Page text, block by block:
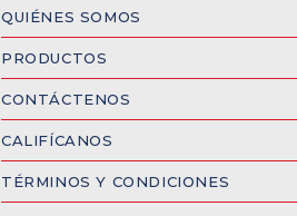
QUIÉNES SOMOS
PRODUCTOS
CONTÁCTENOS
CALIFÍCANOS
TÉRMINOS Y CONDICIONES